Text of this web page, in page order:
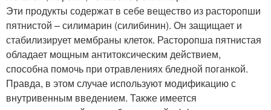
Эти продукты содержат в себе вещество из расторопши
пятнистой – силимарин (силибинин). Он защищает и
стабилизирует мембраны клеток. Расторопша пятнистая
обладает мощным антитоксическим действием,
способна помочь при отравлениях бледной поганкой.
Правда, в этом случае используют модификацию с
внутривенным введением. Также имеется